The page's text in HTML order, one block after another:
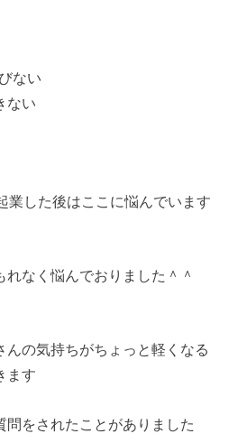
ない
ない
業した後はここに悩んでいます
れなく悩んでおりました＾＾
んの気持ちがちょっと軽くなる
ます
問をされたことがありました